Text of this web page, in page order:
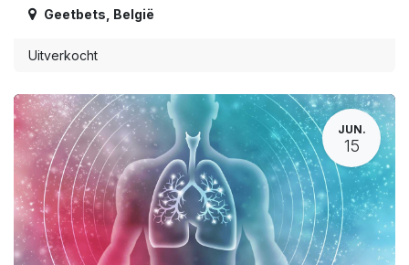
Geetbets België
Uitverkocht
JUN.
15